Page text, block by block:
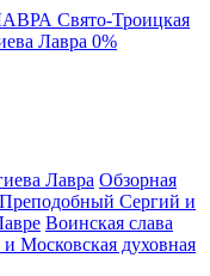
Свято-Троицкая
Лавра 0%
Лавра Обзорная
Преподобный Сергий и
Воинская слава
Московская духовная